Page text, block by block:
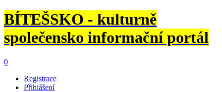
BÍTEŠSKO - kulturně
společensko informační portál
0
Registrace
Přihlášení